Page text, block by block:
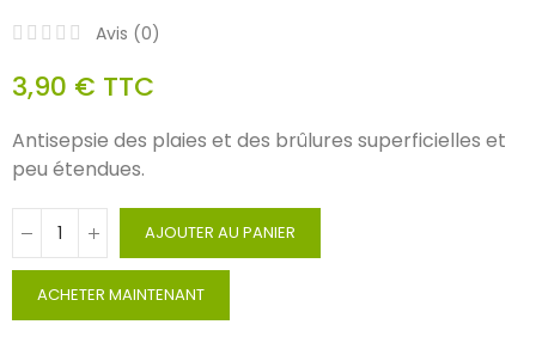
Avis (0)
3,90 € TTC
Antisepsie des plaies et des brûlures superficielles et
peu étendues.
AJOUTER AU PANIER
ACHETER MAINTENANT